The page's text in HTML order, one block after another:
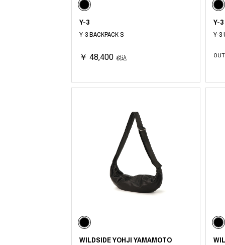
Y-3
Y-3 BACKPACK S
￥ 48,400 税込
Y-3
Y-3
WILDSIDE YOHJI YAMAMOTO